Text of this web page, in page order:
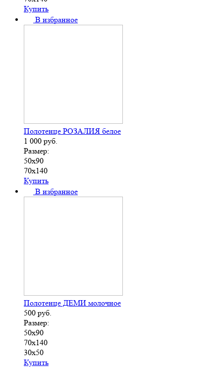
Купить
В избранное
Полотенце РОЗАЛИЯ белое
1 000 руб.
Размер:
50х90
70х140
Купить
В избранное
Полотенце ДЕМИ молочное
500 руб.
Размер:
50х90
70х140
30х50
Купить